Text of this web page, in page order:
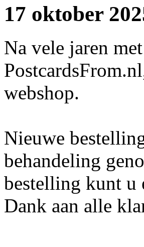
17 oktober
Na vele jaren
webshop.
Nieuwe
behandeling
bestelling kunt u
Dank aan alle